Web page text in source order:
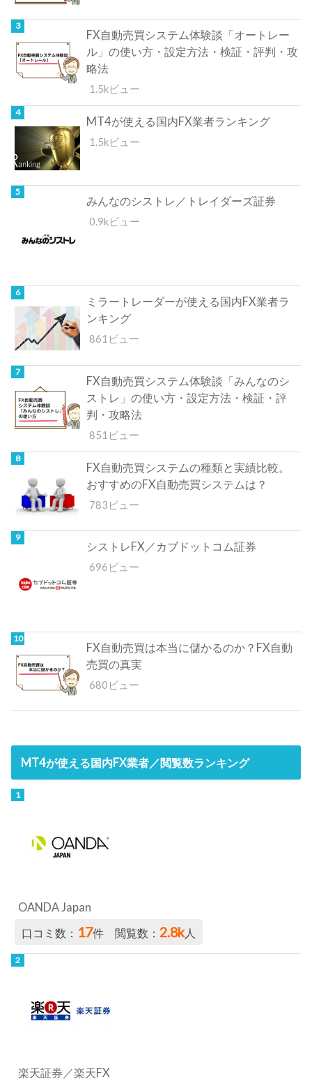
FX自動売買システム体験談「オートレー
ル」の使い方・設定方法・検証・評判・攻
略法
1.5kビュー
MT4が使える国内FX業者ランキング
1.5kビュー
みんなのシストレ／トレイダーズ証券
0.9kビュー
ミラートレーダーが使える国内FX業者ラ
ンキング
861ビュー
FX自動売買システム体験談「みんなのシ
ストレ」の使い方・設定方法・検証・評
判・攻略法
851ビュー
FX自動売買システムの種類と実績比較。
おすすめのFX自動売買システムは？
783ビュー
シストレFX／カブドットコム証券
696ビュー
FX自動売買は本当に儲かるのか？FX自動
売買の真実
680ビュー
MT4が使える国内FX業者／閲覧数ランキング
OANDA Japan
口コミ数： 17件 閲覧数：2.8k人
楽天証券／楽天FX